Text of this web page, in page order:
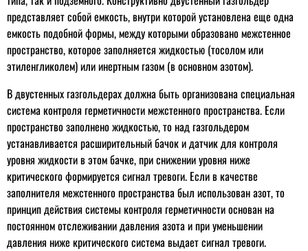
представляет собой емкость, внутри которой установлена еще одна
емкость подобной формы, между которыми образовано межстенное
пространство, которое заполняется жидкостью (тосолом или
этиленгликолем) или инертным газом (в основном азотом).
В двустенных газгольдерах должна быть организована специальная
система контроля герметичности межстенного пространства. Если
пространство заполнено жидкостью, то над газгольдером
устанавливается расширительный бачок и датчик для контроля
уровня жидкости в этом бачке, при снижении уровня ниже
критического формируется сигнал тревоги. Если в качестве
заполнителя межстенного пространства был использован азот, то
принцип действия системы контроля герметичности основан на
постоянном отслеживании давления азота и при уменьшении
давления ниже критического система выдает сигнал тревоги.